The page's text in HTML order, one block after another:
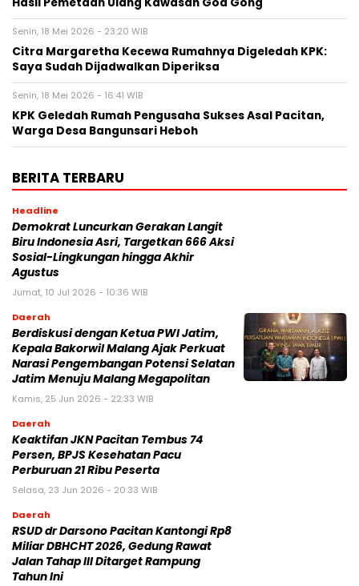
Hasil Pemetaan Ulang Kawasan Goa Gong
Senin, 18 Mei 2026 - 23:20 WIB
Citra Margaretha Kecewa Rumahnya Digeledah KPK:
Saya Sudah Dijadwalkan Diperiksa
Senin, 18 Mei 2026 - 16:41 WIB
KPK Geledah Rumah Pengusaha Sukses Asal Pacitan,
Warga Desa Bangunsari Heboh
BERITA TERBARU
Headline
Demokrat Luncurkan Gerakan Langit
Biru Indonesia Asri, Targetkan 666 Aksi
Sosial-Lingkungan hingga Akhir
Agustus
Jumat, 10 Jul 2026 - 10:36 WIB
Daerah
Berdiskusi dengan Ketua PWI Jatim,
Kepala Bakorwil Malang Ajak Perkuat
Narasi Pengembangan Potensi Selatan
Jatim Menuju Malang Megapolitan
Kamis, 25 Jun 2026 - 22:33 WIB
Daerah
Keaktifan JKN Pacitan Tembus 74
Persen, BPJS Kesehatan Pacu
Perburuan 21 Ribu Peserta
Selasa, 23 Jun 2026 - 20:33 WIB
Daerah
RSUD dr Darsono Pacitan Kantongi Rp8
Miliar DBHCHT 2026, Gedung Rawat
Jalan Tahap III Ditarget Rampung
Tahun Ini